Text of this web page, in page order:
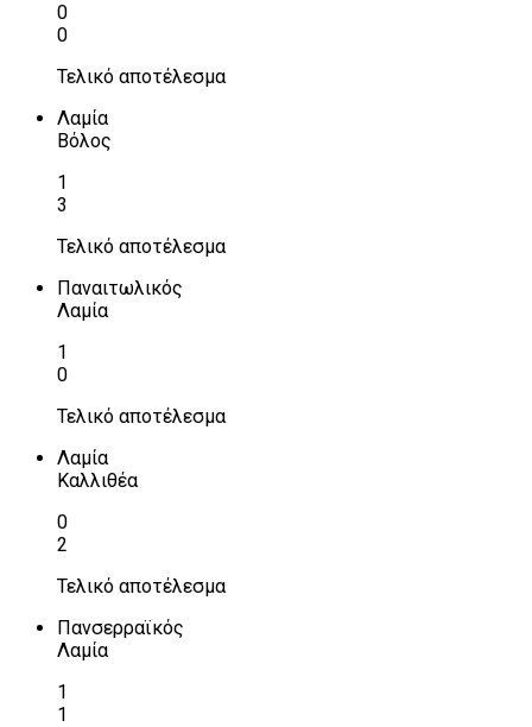
0
0
Τελικό αποτέλεσμα
Λαμία
Βόλος
1
3
Τελικό αποτέλεσμα
Παναιτωλικός
Λαμία
1
0
Τελικό αποτέλεσμα
Λαμία
Καλλιθέα
0
2
Τελικό αποτέλεσμα
Πανσερραϊκός
Λαμία
1
1